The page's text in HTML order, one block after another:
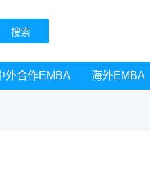
外合作EMBA 海外EMBA